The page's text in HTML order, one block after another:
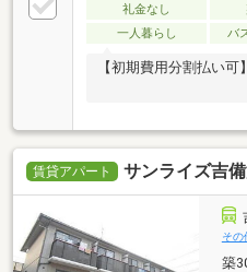
礼金なし
一人暮らし
バ
【初期費用分割払い
賃貸アパート サンライズ吉
その
築